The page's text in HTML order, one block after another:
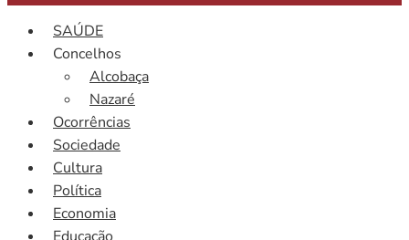
SAÚDE
Concelhos
Alcobaça
Nazaré
Ocorrências
Sociedade
Cultura
Política
Economia